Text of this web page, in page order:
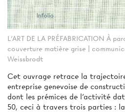
L’ART DE LA PRÉFABRICATION À
couverture matière grise |
Weissbrodt
Cet ouvrage retrace la
entreprise genevoise de
dont les prémices de l’activité
50, ceci à travers trois parties :